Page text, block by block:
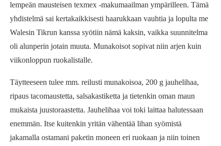
lempeän mausteisen texmex -makumaailman ympärilleen. Tämä
yhdistelmä sai kertakaikkisesti haarukkaan vauhtia ja lopulta me
Walesin Tikrun kanssa syötiin nämä kaksin, vaikka suunnitelma
oli alunperin jotain muuta. Munakoisot sopivat niin arjen kuin
viikonloppun ruokalistalle.
Täytteeseen tulee mm. reilusti munakoisoa, 200 g jauhelihaa,
ripaus tacomaustetta, salsakastiketta ja tietenkin oman maun
mukaista juustoraastetta. Jauhelihaa voi toki laittaa halutessaan
enemmän. Itse kuitenkin yritän vähentää lihan syömistä
jakamalla ostamani paketin moneen eri ruokaan ja niin toinen